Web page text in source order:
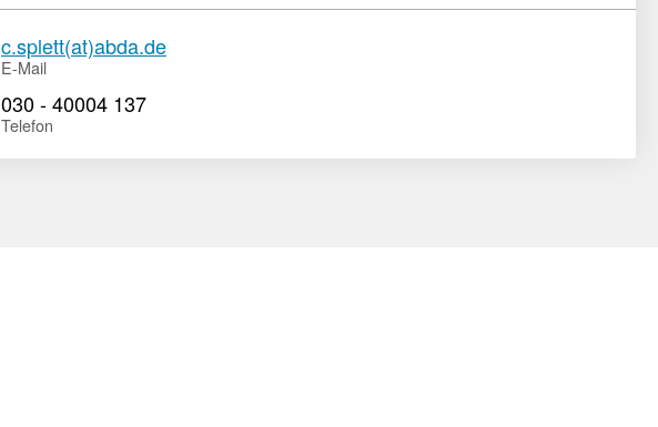
c.splett(at)abda.de
E-Mail
030 - 40004 137
Telefon